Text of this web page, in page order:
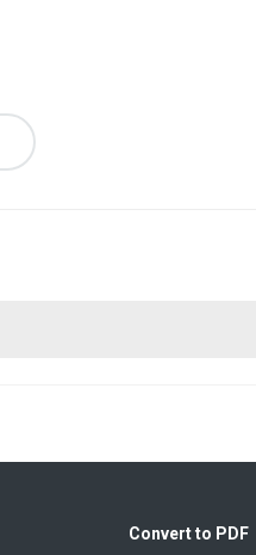
Convert to PDF